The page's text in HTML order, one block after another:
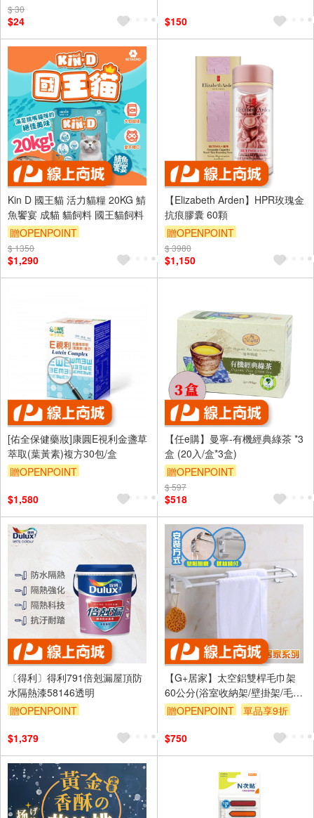
$ 30
$24 $150
Kin D 國王貓 活力貓糧 20KG 鯖
魚饗宴 成貓 貓飼料 國王貓飼料
贈OPENPOINT
$ 1350
$1,290
【Elizabeth Arden】HPR玫瑰金
抗痕膠囊 60顆
贈OPENPOINT
訂單滿 2000 元折抵 100元
（運費不算在 2000 元的範圍
內）
$ 3980
$1,150
[佑全保健藥妝]康圓E視利金盞草
萃取(葉黃素)複方30包/盒
贈OPENPOINT
$1,580
【任e購】曼寧-有機經典綠茶 *3
盒 (20入/盒*3盒)
贈OPENPOINT
$ 597
$518
〔得利〕得利791倍剋漏屋頂防
水隔熱漆58146透明
贈OPENPOINT
$1,379
【G+居家】太空鋁雙桿毛巾架
60公分(浴室收納架/壁掛架/毛巾
掛桿架/組屋無痕瀝水架/免鑽孔
贈OPENPOINT
單品享9折
$750